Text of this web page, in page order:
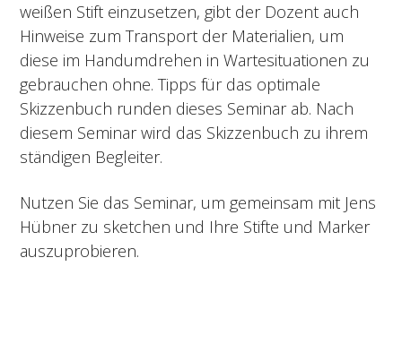
weißen Stift einzusetzen, gibt der Dozent auch
Hinweise zum Transport der Materialien, um
diese im Handumdrehen in Wartesituationen zu
gebrauchen ohne. Tipps für das optimale
Skizzenbuch runden dieses Seminar ab. Nach
diesem Seminar wird das Skizzenbuch zu ihrem
ständigen Begleiter.
Nutzen Sie das Seminar, um gemeinsam mit Jens
Hübner zu sketchen und Ihre Stifte und Marker
auszuprobieren.